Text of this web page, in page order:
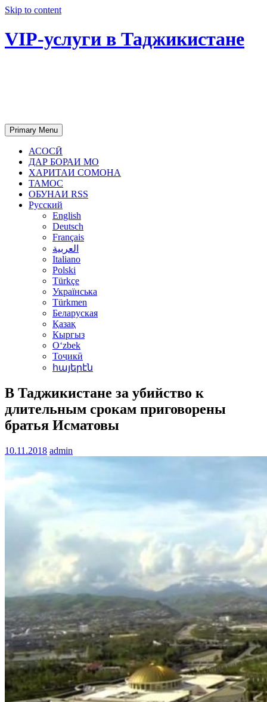
Skip to content
VIP-услуги в Таджикистане
Primary Menu
АСОСӢ
ДАР БОРАИ МО
ХАРИТАИ СОМОНА
ТАМОС
ОБУНАИ RSS
Русский
English
Deutsch
Français
العربية
Italiano
Polski
Türkçe
Українська
Türkmen
Беларуская
Қазақ
Кыргыз
Oʻzbek
Тоҷикӣ
հայերէն
В Таджикистане за убийство к
длительным срокам приговорены
братья Исматовы
10.11.2018 admin